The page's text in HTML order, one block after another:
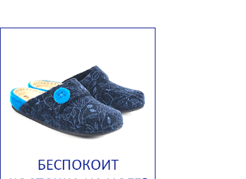
Ирландский картофельный суп
Суп из пастернака
Пряный морковный суп во время
зимних холодов
Американский суп из красной